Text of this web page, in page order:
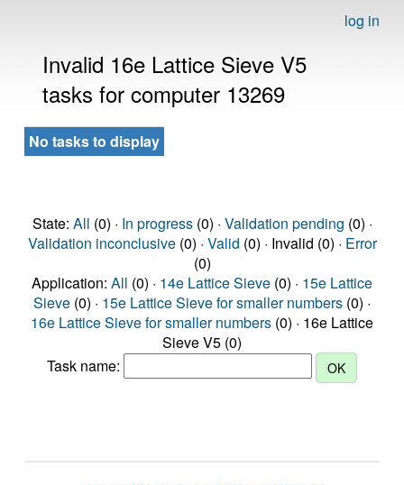
log in
Invalid 16e Lattice Sieve V5
tasks for computer 13269
No tasks to display
State: All (0) · In progress(0) · Validation pending (0) ·
Validation inconclusive(0) · Valid (0) · Invalid (0) · Error
(0)
Application: All (0) · 14e Lattice Sieve (0) · 15e Lattice
Sieve (0) · 15e Lattice Sieve for smaller numbers (0) ·
16e Lattice Sieve for smaller numbers (0) · 16e Lattice
Sieve V5 (0)
Task name: